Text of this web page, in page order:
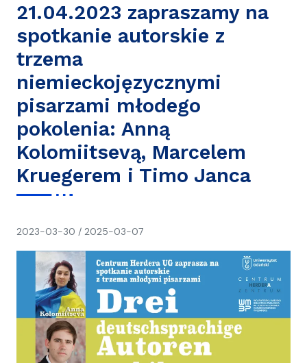
21.04.2023 zapraszamy na
spotkanie autorskie z
trzema
niemieckojęzycznymi
pisarzami młodego
pokolenia: Anną
Kolomiitsevą, Marcelem
Kruegerem i Timo Janca
2023-03-30 / 2025-03-07